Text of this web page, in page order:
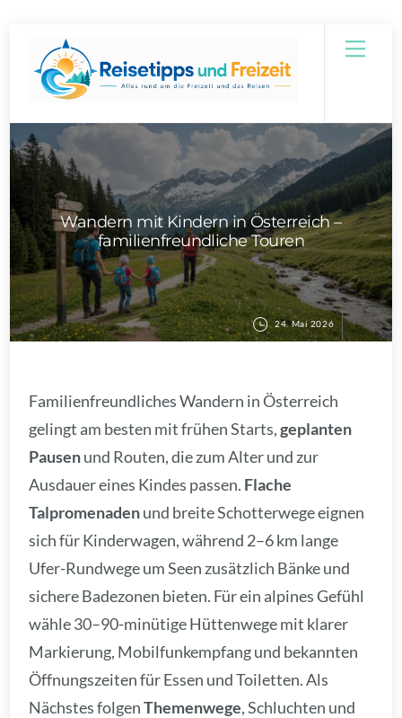
content
24. Mai 2026
Wandern mit Kindern in Österreich –
familienfreundliche Touren
Familienfreundliches Wandern in Österreich
gelingt am besten mit frühen Starts,geplanten
Pausenund Routen, die zum Alter und zur
Ausdauer eines Kindes passen. Flache
Talpromenadenund breite Schotterwege eignen
sich für Kinderwagen, während 2–6 km lange
Ufer-Rundwege um Seen zusätzlich Bänke und
sichere Badezonen bieten. Für ein alpines Gefühl
wähle 30–90-minütige Hüttenwege mit klarer
Markierung, Mobilfunkempfang und bekannten
Öffnungszeiten für Essen und Toiletten. Als
Nächstes folgenThemenwege, Schluchten und